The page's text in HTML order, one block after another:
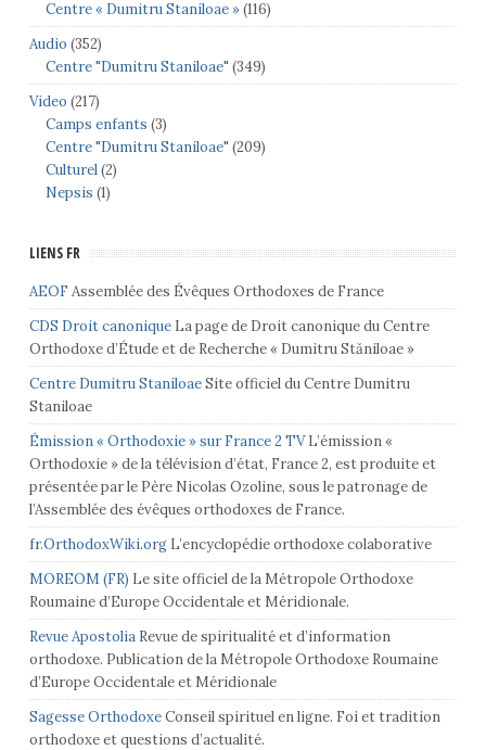
Centre « Dumitru Staniloae »(116)
Audio (352)
Centre "Dumitru Staniloae" (349)
Video (217)
Camps enfants (3)
Centre "Dumitru Staniloae" (209)
Culturel(2)
Nepsis (1)
LIENS FR
AEOF Assemblée des Évêques Orthodoxes de France
CDS Droit canoniqueLa page de Droit canonique du Centre
Orthodoxe d’Étude et de Recherche « Dumitru Stăniloae »
Centre Dumitru StaniloaeSite officiel du Centre Dumitru
Staniloae
Émission « Orthodoxie » sur France 2 TVL’émission «
Orthodoxie » de la télévision d’état, France 2, est produite et
présentée par le Père Nicolas Ozoline, sous le patronage de
l’Assemblée des évêques orthodoxes de France.
fr.OrthodoxWiki.orgL’encyclopédie orthodoxe colaborative
MOREOM (FR) Le site officiel de la Métropole Orthodoxe
Roumaine d’Europe Occidentale et Méridionale.
Revue ApostoliaRevue de spiritualité et d’information
orthodoxe. Publication de la Métropole Orthodoxe Roumaine
d’Europe Occidentale et Méridionale
Sagesse OrthodoxeConseil spirituel en ligne. Foi et tradition
orthodoxe et questions d’actualité.